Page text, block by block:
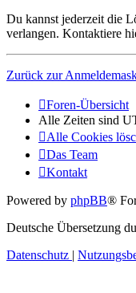
Du kannst jederzeit die
verlangen. Kontaktiere
Zurück zur
Foren-Übersicht
Alle Zeiten sind
Alle Cookies
Das Team
Kontakt
Powered by phpBB®
Deutsche Übersetzung
Datenschutz |